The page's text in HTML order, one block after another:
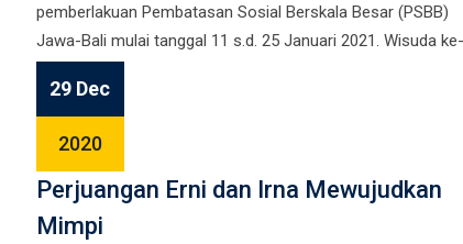
pemberlakuan Pembatasan Sosial Berskala Besar (PSBB)
Jawa-Bali mulai tanggal 11 s.d. 25 Januari 2021. Wisuda ke-
29 Dec
2020
Perjuangan Erni dan Irna Mewujudkan
Mimpi